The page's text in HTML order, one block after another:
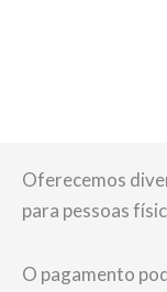
Oferecemos
para pessoas
O pagamento